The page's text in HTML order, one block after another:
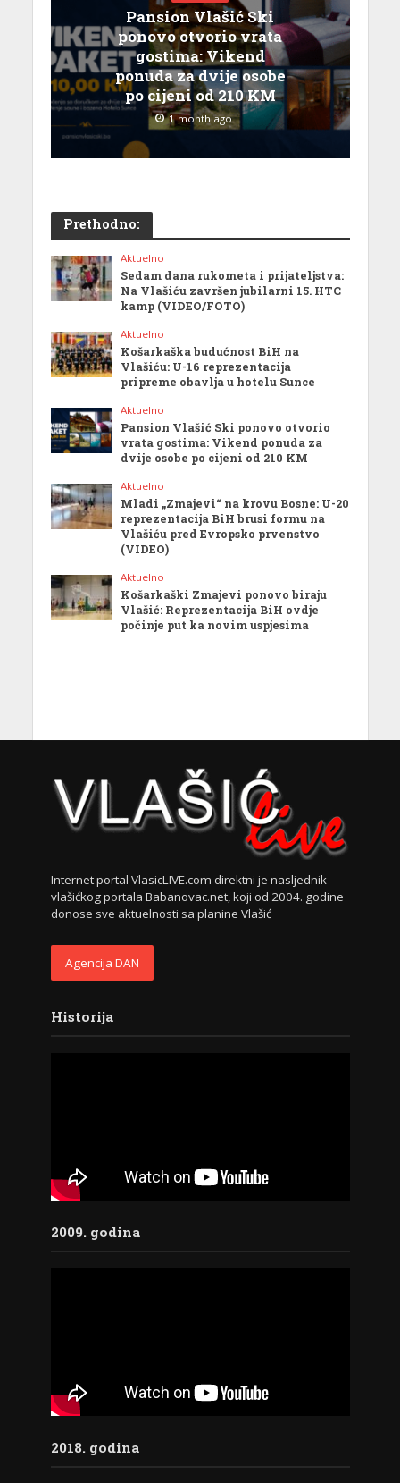
Pansion Vlašić Ski
ponovo otvorio vrata
gostima: Vikend
ponuda za dvije osobe
po cijeni od 210 KM
1 month ago
Prethodno:
Aktuelno
Sedam dana rukometa i prijateljstva:
Na Vlašiću završen jubilarni 15. HTC
kamp (VIDEO/FOTO)
Aktuelno
Košarkaška budućnost BiH na
Vlašiću: U-16 reprezentacija
pripreme obavlja u hotelu Sunce
Aktuelno
Pansion Vlašić Ski ponovo otvorio
vrata gostima: Vikend ponuda za
dvije osobe po cijeni od 210 KM
Aktuelno
Mladi „Zmajevi“ na krovu Bosne: U-20
reprezentacija BiH brusi formu na
Vlašiću pred Evropsko prvenstvo
(VIDEO)
Aktuelno
Košarkaški Zmajevi ponovo biraju
Vlašić: Reprezentacija BiH ovdje
počinje put ka novim uspjesima
Internet portal VlasicLIVE.com direktni je nasljednik
vlašićkog portala Babanovac.net, koji od 2004. godine
donose sve aktuelnosti sa planine Vlašić
Agencija DAN
Historija
2009. godina
2018. godina